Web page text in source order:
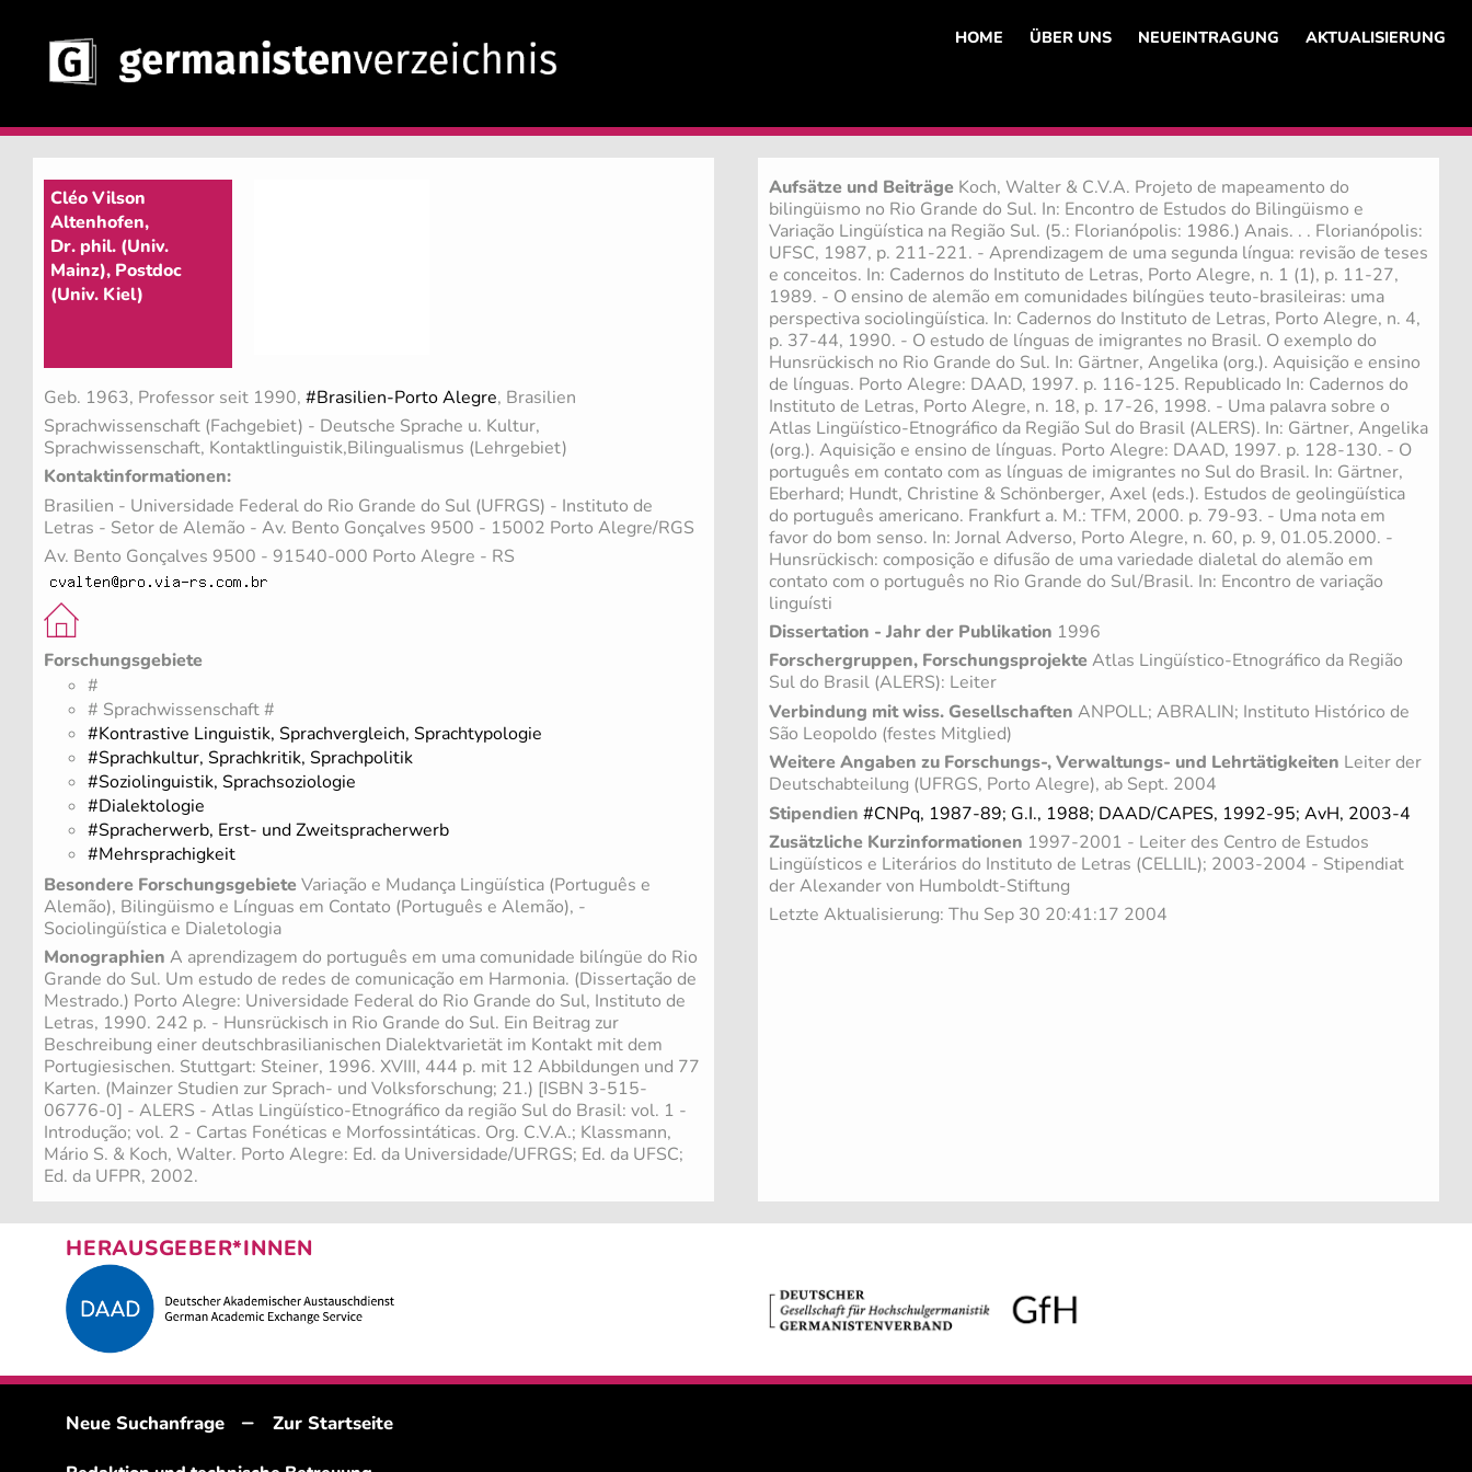
HOME ÜBER UNS NEUEINTRAGUNG AKTUALISIERUNG
Cléo Vilson
Altenhofen,
Dr. phil. (Univ.
Mainz), Postdoc
(Univ. Kiel)
Geb. 1963, Professor seit 1990, #Brasilien-Porto Alegre, Brasilien
Sprachwissenschaft (Fachgebiet) - Deutsche Sprache u. Kultur,
Sprachwissenschaft, Kontaktlinguistik,Bilingualismus (Lehrgebiet)
Kontaktinformationen:
Brasilien - Universidade Federal do Rio Grande do Sul (UFRGS) - Instituto de
Letras - Setor de Alemão - Av. Bento Gonçalves 9500 - 15002 Porto Alegre/RGS
Av. Bento Gonçalves 9500 - 91540-000 Porto Alegre - RS
Forschungsgebiete
#
# Sprachwissenschaft #
#Kontrastive Linguistik, Sprachvergleich, Sprachtypologie
#Sprachkultur, Sprachkritik, Sprachpolitik
#Soziolinguistik, Sprachsoziologie
#Dialektologie
#Spracherwerb, Erst- und Zweitspracherwerb
#Mehrsprachigkeit
Besondere ForschungsgebieteVariação e Mudança Lingüística (Português e
Alemão), Bilingüismo e Línguas em Contato (Português e Alemão), -
Sociolingüística e Dialetologia
Monographien A aprendizagem do português em uma comunidade bilíngüe do Rio
Grande do Sul. Um estudo de redes de comunicação em Harmonia. (Dissertação de
Mestrado.) Porto Alegre: Universidade Federal do Rio Grande do Sul, Instituto de
Letras, 1990. 242 p. - Hunsrückisch in Rio Grande do Sul. Ein Beitrag zur
Beschreibung einer deutschbrasilianischen Dialektvarietät im Kontakt mit dem
Portugiesischen. Stuttgart: Steiner, 1996. XVIII, 444 p. mit 12 Abbildungen und 77
Karten. (Mainzer Studien zur Sprach- und Volksforschung; 21.) [ISBN 3-515-
06776-0] - ALERS - Atlas Lingüístico-Etnográfico da região Sul do Brasil: vol. 1 -
Introdução; vol. 2 - Cartas Fonéticas e Morfossintáticas. Org. C.V.A.; Klassmann,
Mário S. & Koch, Walter. Porto Alegre: Ed. da Universidade/UFRGS; Ed. da UFSC;
Ed. da UFPR, 2002.
Aufsätze und Beiträge Koch, Walter & C.V.A. Projeto de mapeamento do
bilingüismo no Rio Grande do Sul. In: Encontro de Estudos do Bilingüismo e
Variação Lingüística na Região Sul. (5.: Florianópolis: 1986.) Anais. . . Florianópolis:
UFSC, 1987, p. 211-221. - Aprendizagem de uma segunda língua: revisão de teses
e conceitos. In: Cadernos do Instituto de Letras, Porto Alegre, n. 1 (1), p. 11-27,
1989. - O ensino de alemão em comunidades bilíngües teuto-brasileiras: uma
perspectiva sociolingüística. In: Cadernos do Instituto de Letras, Porto Alegre, n. 4,
p. 37-44, 1990. - O estudo de línguas de imigrantes no Brasil. O exemplo do
Hunsrückisch no Rio Grande do Sul. In: Gärtner, Angelika (org.). Aquisição e ensino
de línguas. Porto Alegre: DAAD, 1997. p. 116-125. Republicado In: Cadernos do
Instituto de Letras, Porto Alegre, n. 18, p. 17-26, 1998. - Uma palavra sobre o
Atlas Lingüístico-Etnográfico da Região Sul do Brasil (ALERS). In: Gärtner, Angelika
(org.). Aquisição e ensino de línguas. Porto Alegre: DAAD, 1997. p. 128-130. - O
português em contato com as línguas de imigrantes no Sul do Brasil. In: Gärtner,
Eberhard; Hundt, Christine & Schönberger, Axel (eds.). Estudos de geolingüística
do português americano. Frankfurt a. M.: TFM, 2000. p. 79-93. - Uma nota em
favor do bom senso. In: Jornal Adverso, Porto Alegre, n. 60, p. 9, 01.05.2000. -
Hunsrückisch: composição e difusão de uma variedade dialetal do alemão em
contato com o português no Rio Grande do Sul/Brasil. In: Encontro de variação
linguísti
Dissertation - Jahr der Publikation 1996
Forschergruppen, ForschungsprojekteAtlas Lingüístico-Etnográfico da Região
Sul do Brasil (ALERS): Leiter
Verbindung mit wiss. Gesellschaften ANPOLL; ABRALIN; Instituto Histórico de
São Leopoldo (festes Mitglied)
Weitere Angaben zu Forschungs-, Verwaltungs- und Lehrtätigkeiten Leiter der
Deutschabteilung (UFRGS, Porto Alegre), ab Sept. 2004
Stipendien #CNPq, 1987-89; G.I., 1988; DAAD/CAPES, 1992-95; AvH, 2003-4
Zusätzliche Kurzinformationen 1997-2001 - Leiter des Centro de Estudos
Lingüísticos e Literários do Instituto de Letras (CELLIL); 2003-2004 - Stipendiat
der Alexander von Humboldt-Stiftung
Letzte Aktualisierung: Thu Sep 30 20:41:17 2004
HERAUSGEBER*INNEN
Neue Suchanfrage – Zur Startseite